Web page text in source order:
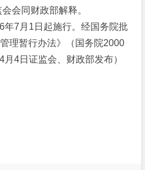
会同财政部解释。
7月1日起施行。经国务院批
理暂行办法》（国务院2000
4日证监会、财政部发布）